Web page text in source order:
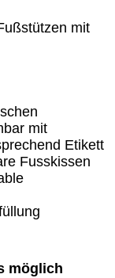
mit
mit
Etikett
Fusskissen
möglich